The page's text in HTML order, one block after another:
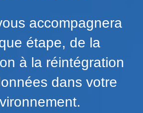
accompagnera
étape, de la
à la réintégration
dans votre